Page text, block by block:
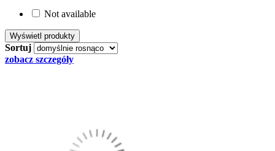
Not available
Sortuj
zobacz szczegóły